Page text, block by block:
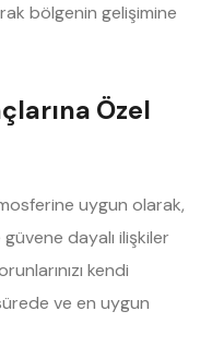
bölgenin gelişimine
Özel
uygun olarak,
dayalı ilişkiler
kendi
ve en uygun